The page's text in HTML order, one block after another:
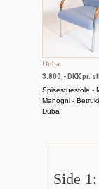
Duba
3.800,- DKK pr.
Spisestuestole -
Mahogni -
Duba
Side 1: